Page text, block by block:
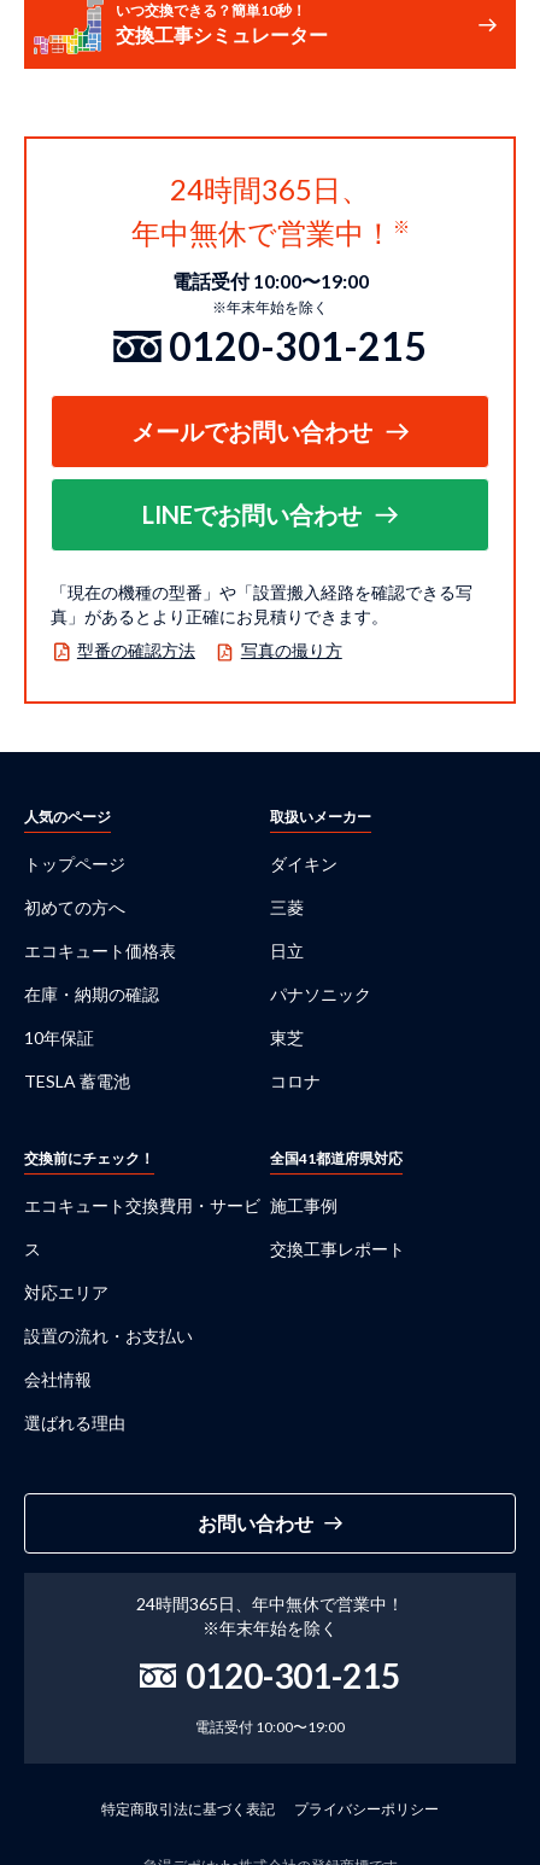
いつ交換できる？簡単10秒！
交換工事シミュレーター
24時間365日、
年中無休で営業中！
電話受付 10:00〜19:00
※年末年始を除く
0120-301-215
メールでお問い合わせ
LINEでお問い合わせ
「現在の機種の型番」や「設置搬入経路を確認できる写
真」があるとより正確にお見積りできます。
型番の確認方法
写真の撮り方
人気のページ
トップページ
初めての方へ
エコキュート価格表
在庫・納期の確認
10年保証
TESLA 蓄電池
交換前にチェック！
エコキュート交換費用・サービ
ス
対応エリア
設置の流れ・お支払い
会社情報
選ばれる理由
取扱いメーカー
ダイキン
三菱
日立
パナソニック
東芝
コロナ
全国41都道府県対応
施工事例
交換工事レポート
お問い合わせ
24時間365日、年中無休で営業中！
※年末年始を除く
0120-301-215
電話受付 10:00〜19:00
特定商取引法に基づく表記 プライバシーポリシー